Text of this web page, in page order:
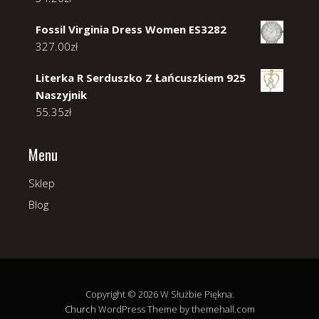
Fossil Virginia Dress Women ES3282
327.00zł
Literka R Serduszko Z Łańcuszkiem 925
Naszyjnik
55.35zł
Menu
Sklep
Blog
Copyright © 2026 W Służbie Piękna.
Church WordPress Theme by themehall.com